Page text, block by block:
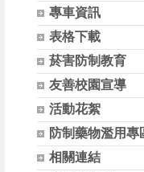
專車資訊
表格下載
菸害防制教育
友善校園宣導
活動花絮
防制藥物濫用專
相關連結